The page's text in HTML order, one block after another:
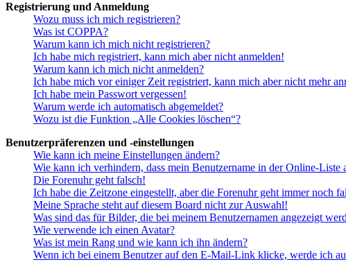
Registrierung und Anmeldung
Wozu muss ich mich registrieren?
Was ist COPPA?
Warum kann ich mich nicht registrieren?
Ich habe mich registriert, kann mich aber nicht anmelden!
Warum kann ich mich nicht anmelden?
Ich habe mich vor einiger Zeit registriert, kann mich aber nicht mehr
Ich habe mein Passwort vergessen!
Warum werde ich automatisch abgemeldet?
Wozu ist die Funktion „Alle Cookies löschen“?
Benutzerpräferenzen und -einstellungen
Wie kann ich meine Einstellungen ändern?
Wie kann ich verhindern, dass mein Benutzername in der Online-Liste
Die Forenuhr geht falsch!
Ich habe die Zeitzone eingestellt, aber die Forenuhr geht immer noch
Meine Sprache steht auf diesem Board nicht zur Auswahl!
Was sind das für Bilder, die bei meinem Benutzernamen angezeigt
Wie verwende ich einen Avatar?
Was ist mein Rang und wie kann ich ihn ändern?
Wenn ich bei einem Benutzer auf den E-Mail-Link klicke, werde ich